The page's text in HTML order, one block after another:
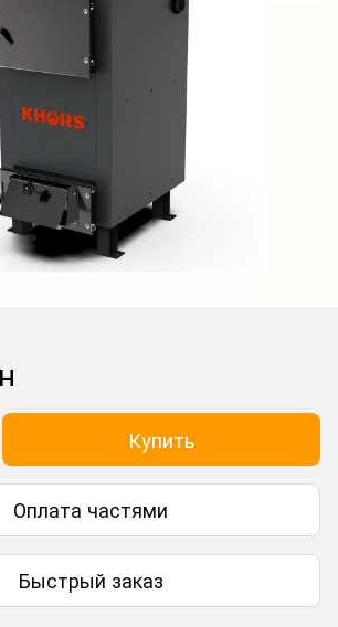
Купить
Оплата частями
Быстрый заказ